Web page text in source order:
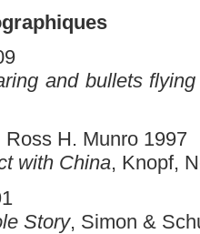
and bullets
H. Munro 1997
with China, Knopf,
Story, Simon &